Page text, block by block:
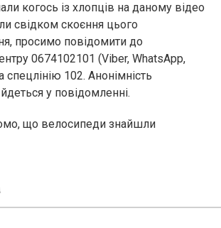
когось із хлопців на даному відео
свідком скоєння цього
просимо повідомити до
0674102101 (Viber, WhatsApp,
спецлінію 102. Анонімність
у повідомленні.
що велосипеди знайшли